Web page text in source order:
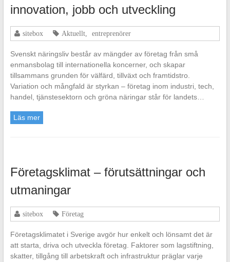
innovation, jobb och utveckling
sitebox Aktuellt, entreprenörer
Svenskt näringsliv består av mängder av företag från små
enmansbolag till internationella koncerner, och skapar
tillsammans grunden för välfärd, tillväxt och framtidstro.
Variation och mångfald är styrkan – företag inom industri, tech,
handel, tjänstesektorn och gröna näringar står för landets…
Läs mer
Företagsklimat – förutsättningar och
utmaningar
sitebox Företag
Företagsklimatet i Sverige avgör hur enkelt och lönsamt det är
att starta, driva och utveckla företag. Faktorer som lagstiftning,
skatter, tillgång till arbetskraft och infrastruktur präglar varje